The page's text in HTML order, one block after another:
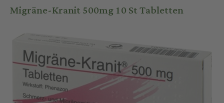
Migräne-Kranit 500mg 10 St Tabletten